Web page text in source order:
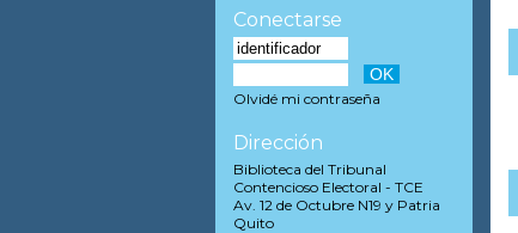
Conectarse
Olvidé mi contraseña
Dirección
Biblioteca del Tribunal
Contencioso Electoral - TCE
Av. 12 de Octubre N19 y Patria
Quito